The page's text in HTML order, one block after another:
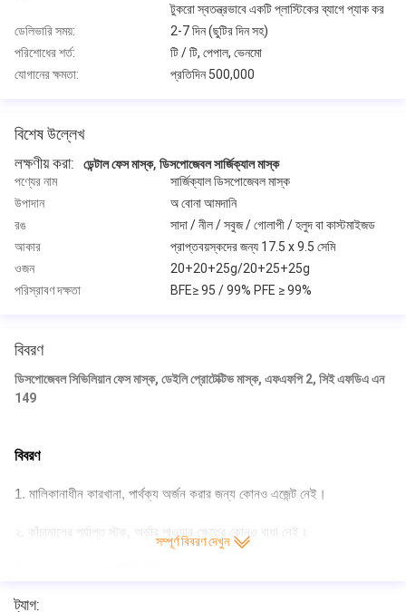
টুকরো স্বতন্ত্রভাবে একটি প্লাস্টিকের ব্যাগে প্যাক কর
ডেলিভারি সময়:
2-7 দিন (ছুটির দিন সহ)
পরিশোধের শর্ত:
টি / টি, পেপাল, ভেনমো
যোগানের ক্ষমতা:
প্রতিদিন 500,000
বিশেষ উল্লেখ
লক্ষণীয় করা: ডেন্টাল ফেস মাস্ক, ডিসপোজেবল সার্জিক্যাল মাস্ক
পণ্যের নাম
সার্জিক্যাল ডিসপোজেবল মাস্ক
উপাদান
অ বোনা আমদানি
রঙ
সাদা / নীল / সবুজ / গোলাপী / হলুদ বা কাস্টমাইজড
আকার
প্রাপ্তবয়স্কদের জন্য 17.5 x 9.5 সেমি
ওজন
20+20+25g/20+25+25g
পরিস্রাবণ দক্ষতা
BFE≥ 95 / 99% PFE ≥ 99%
বিবরণ
ডিসপোজেবল সিভিলিয়ান ফেস মাস্ক, ডেইলি প্রোটেক্টিভ মাস্ক, এফএফপি 2, সিই এফডিএ এন
149
বিবরণ
1. মালিকানাধীন কারখানা, পার্থক্য অর্জন করার জন্য কোনও এজেন্ট নেই।
২. কাঁচামালের পর্যাপ্ত স্টক, অর্ডার পাওয়ার ক্ষেত্রে কোনও বাধা নেই।
4, পেশাদার N95 স্তর সুরক্ষা, আপনার জন্য এসকর্ট
সম্পূর্ণ বিবরণ দেখুন
ট্যাগ: